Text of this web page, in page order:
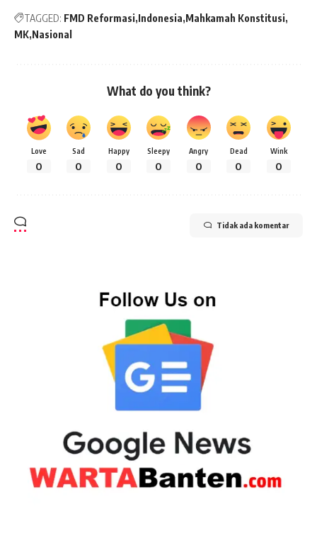
TAGGED: FMD Reformasi Indonesia Mahkamah Konstitusi
MK Nasional
What do you think?
Love
0
Sad
0
Happy
0
Sleepy
0
Angry
0
Dead
0
Wink
0
Tidak ada komentar